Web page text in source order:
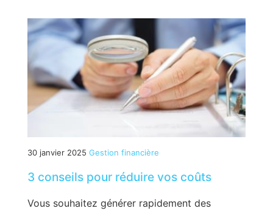
30 janvier 2025 Gestion financière
3 conseils pour réduire vos coûts
Vous souhaitez générer rapidement des